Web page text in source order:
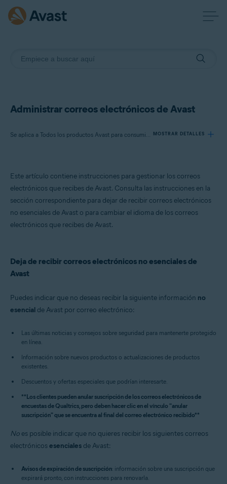
Administrar correos electrónicos de Avast
Se aplica a Todos los productos Avast para consumidores MOSTRAR DETALLES
Productos:
Todos los productos Avast para consumidores
Todos los sistemas operativos compatibles
Este artículo contiene instrucciones para gestionar los correos
electrónicos que recibes de Avast. Consulta las instrucciones en la
sección correspondiente para dejar de recibir correos electrónicos
no esenciales de Avast o para cambiar el idioma de los correos
electrónicos que recibes de Avast.
Deja de recibir correos electrónicos no esenciales de
Avast
Puedes indicar que no deseas recibir la siguiente información no
esencial de Avast por correo electrónico:
Las últimas noticias y consejos sobre seguridad para mantenerte protegido
en línea.
Información sobre nuevos productos o actualizaciones de productos
existentes.
Descuentos y ofertas especiales que podrían interesarte.
**Los clientes pueden anular suscripción de los correos electrónicos de
encuestas de Qualtrics, pero deben hacer clic en el vínculo "anular
suscripción" que se encuentra al final del correo electrónico recibido**
No es posible indicar que no quieres recibir los siguientes correos
electrónicosesenciales de Avast:
Avisos de expiración de suscripción: información sobre una suscripción que
expirará pronto, con instrucciones para renovarla.